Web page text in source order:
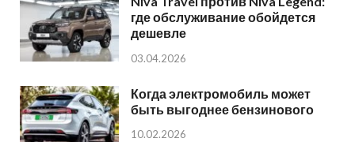
где обслуживание обойдется
дешевле
03.04.2026
Когда электромобиль может
быть выгоднее бензинового
10.02.2026